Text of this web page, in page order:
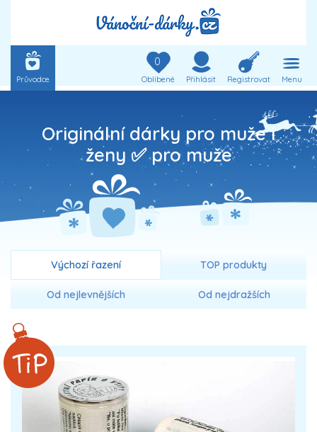
Průvodce
0
Oblíbené Přihlásit Registrovat Menu
Originální dárky pro muže i
ženy ✅ pro muže
Výchozí řazení TOP produkty
Od nejlevnějších Od nejdražších